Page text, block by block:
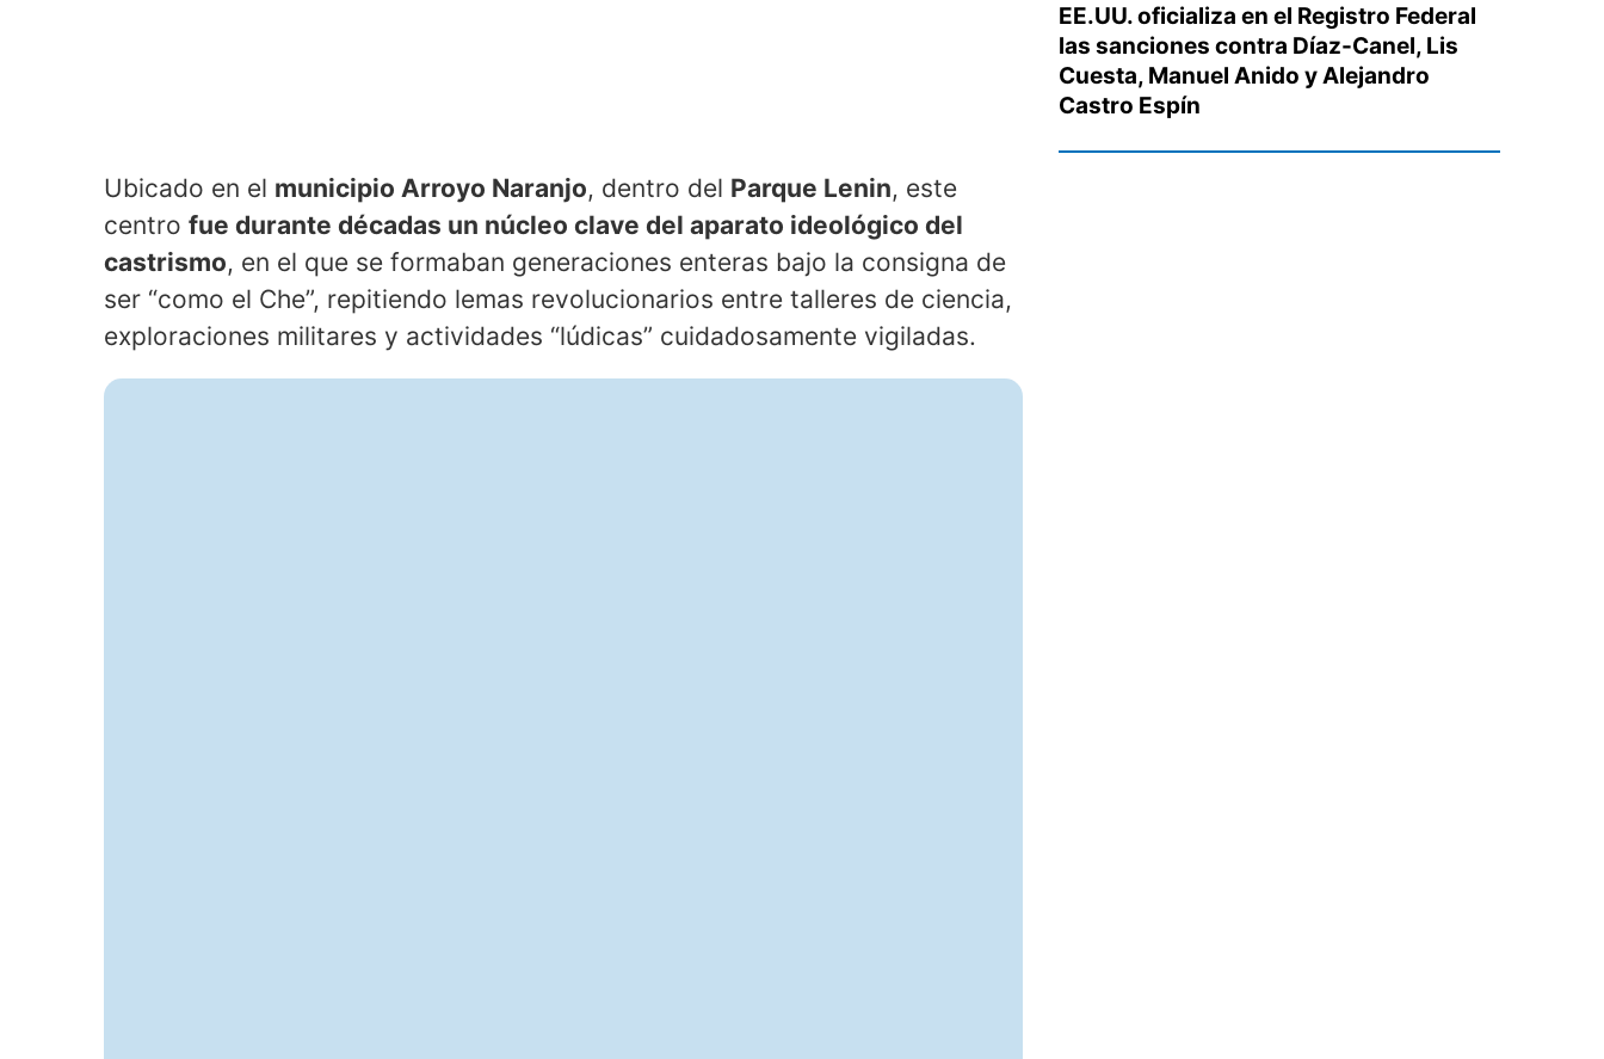
Ubicado en el municipio Arroyo Naranjo, dentro del Parque Lenin, este
centro fue durante décadas un núcleo clave del aparato ideológico del
castrismo, en el que se formaban generaciones enteras bajo la consigna de
ser “como el Che”, repitiendo lemas revolucionarios entre talleres de ciencia,
exploraciones militares y actividades “lúdicas” cuidadosamente vigiladas.
EE.UU. oficializa en el Registro Federal
las sanciones contra Díaz-Canel, Lis
Cuesta, Manuel Anido y Alejandro
Castro Espín